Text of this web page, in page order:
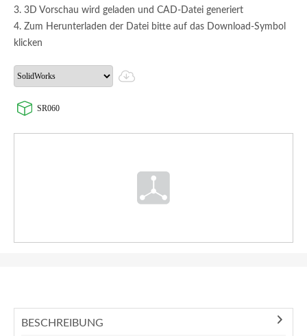
3. 3D Vorschau wird geladen und CAD-Datei generiert
4. Zum Herunterladen der Datei bitte auf das Download-Symbol
klicken
SR060
BESCHREIBUNG